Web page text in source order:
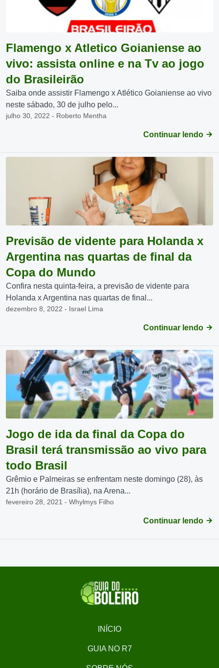
Flamengo x Atletico Goianiense ao
vivo: assista online e na Tv ao jogo
do Brasileirão
Saiba onde assistir Flamengo x Atlético Goianiense ao vivo
neste sábado, 30 de julho pelo...
julho 30, 2022 - Roberto Mentha
Continuar lendo
Previsão de vidente para Holanda x
Argentina nas quartas de final da
Copa do Mundo
Confira nesta quinta-feira, a previsão de vidente para
Holanda x Argentina nas quartas de final...
dezembro 8, 2022 - Israel Lima
Continuar lendo
Jogo de ida da final da Copa do
Brasil terá transmissão ao vivo para
todo Brasil
Grêmio e Palmeiras se enfrentam neste domingo (28), às
21h (horário de Brasília), na Arena...
fevereiro 28, 2021 - Whylmys Filho
Continuar lendo
INÍCIO
GUIA NO R7